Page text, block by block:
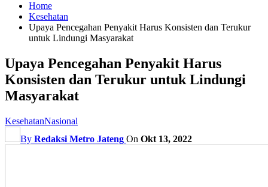
Home
Kesehatan
Upaya Pencegahan Penyakit Harus Konsisten dan Terukur
untuk Lindungi Masyarakat
Upaya Pencegahan Penyakit Harus
Konsisten dan Terukur untuk Lindungi
Masyarakat
KesehatanNasional
By Redaksi Metro Jateng On Okt 13, 2022